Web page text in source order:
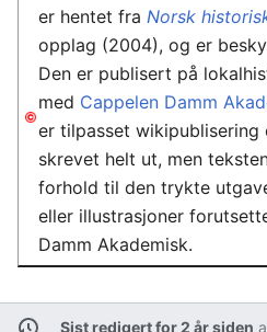
er hentet fra Norsk
opplag (2004), og er
Den er publisert på
med Cappelen Damm
er tilpasset
skrevet helt ut, men
forhold til den trykte
eller illustrasjoner
Damm Akademisk.
Sist redigert for 2 år siden